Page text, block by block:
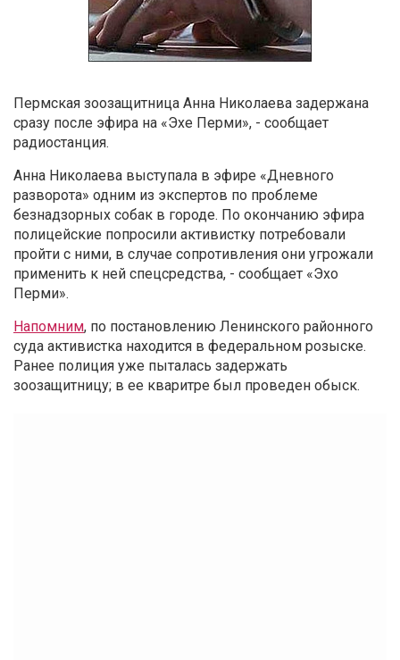
Пермская зоозащитница Анна Николаева задержана
сразу после эфира на «Эхе Перми», - сообщает
радиостанция.
Анна Николаева выступала в эфире «Дневного
разворота» одним из экспертов по проблеме
безнадзорных собак в городе. По окончанию эфира
полицейские попросили активистку потребовали
пройти с ними, в случае сопротивления они угрожали
применить к ней спецсредства, - сообщает «Эхо
Перми».
Напомним, по постановлению Ленинского районного
суда активистка находится в федеральном розыске.
Ранее полиция уже пыталась задержать
зоозащитницу; в ее кваритре был проведен обыск.